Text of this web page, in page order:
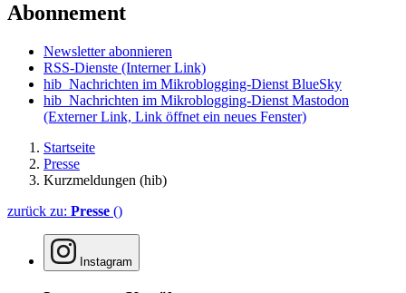
Abonnement
Newsletter abonnieren
RSS-Dienste (Interner Link)
hib_Nachrichten im Mikroblogging-Dienst BlueSky
hib_Nachrichten im Mikroblogging-Dienst Mastodon
(Externer Link, Link öffnet ein neues Fenster)
Startseite
Presse
Kurzmeldungen (hib)
zurück zu: Presse ()
Instagram